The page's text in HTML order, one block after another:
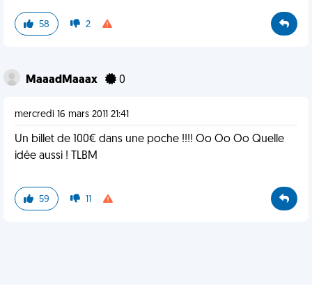
58 2
MaaadMaaax 0
mercredi 16 mars 2011 21:41
Un billet de 100€ dans une poche !!!! Oo Oo Oo Quelle
idée aussi ! TLBM
59 11